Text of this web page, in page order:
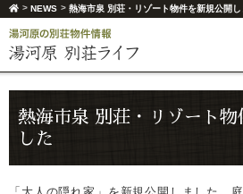
>NEWS >熱海市泉 別荘・リゾート物件を新規公開し
熱海市泉 別荘・リゾート物
した